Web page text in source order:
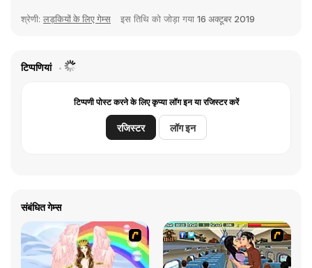
श्रेणी: लड़कियों के लिए गेम्स इस तिथि को जोड़ा गया 16 अक्टूबर 2019
टिप्पणियां
टिप्पणी पोस्ट करने के लिए कृप्या लॉग इन या रजिस्टर करें
रजिस्टर लॉग इन
संबंधित गेम्स